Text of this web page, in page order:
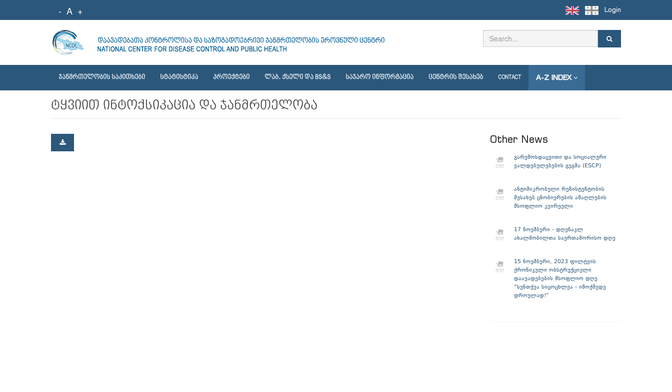
- A + Login
ᲯᲐᲜᲛᲠᲗᲔᲚᲝᲑᲘᲡ ᲡᲐᲙᲘᲗᲮᲔᲑᲘ ᲡᲢᲐᲢᲘᲡᲢᲘᲙᲐ ᲞᲠᲝᲔᲥᲢᲔᲑᲘ ᲚᲐᲑ. ᲥᲡᲔᲚᲘ ᲓᲐ BS&S ᲡᲐᲯᲐᲠᲝ ᲘᲜᲤᲝᲠᲛᲐᲪᲘᲐ ᲪᲔᲜᲢᲠᲘᲡ ᲨᲔᲡᲐᲮᲔᲑ CONTACT A-Z INDEX
ტყვიით ინტოქსიკაცია და ჯანმრთელობა
Other News
გარემოსდაცვითი და სოციალური
ვალდებულებების გეგმა (ESCP)
ანტიმიკრობული რეზისტენტობის
შესახებ ცნობიერების ამაღლების
მსოფლიო კვირეული
17 ნოემბერი - დღენაკლ
ახალშობილთა საერთაშორისო დღე
15 ნოემბერი, 2023 ფილტვის
ქრონიკული ობსტრუქციული
დაავადებების მსოფლიო დღე
“სუნთქვა სიცოცხლეა - იმოქმედე
დროულად!”